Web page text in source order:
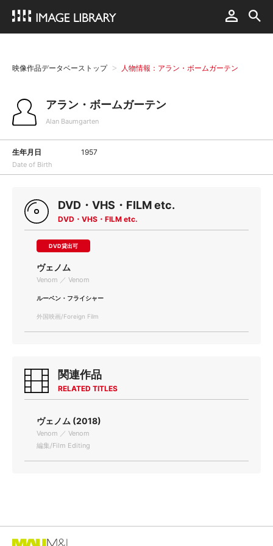
映像作品データベーストップ 人物情報：アラン・ボームガーテン
アラン・ボームガーテン
Alan Baumgarten
生年月日
Date of Birth
1957
DVD・VHS・FILM etc.
DVD・VHS・FILM etc.
DVD貸出可
ヴェノム
Venom ／ Venom
ルーベン・フライシャー
外国映画/Foreign Film
関連作品
RELATED TITLES
ヴェノム (2018)
Venom ／ Venom
編集/Film Editing